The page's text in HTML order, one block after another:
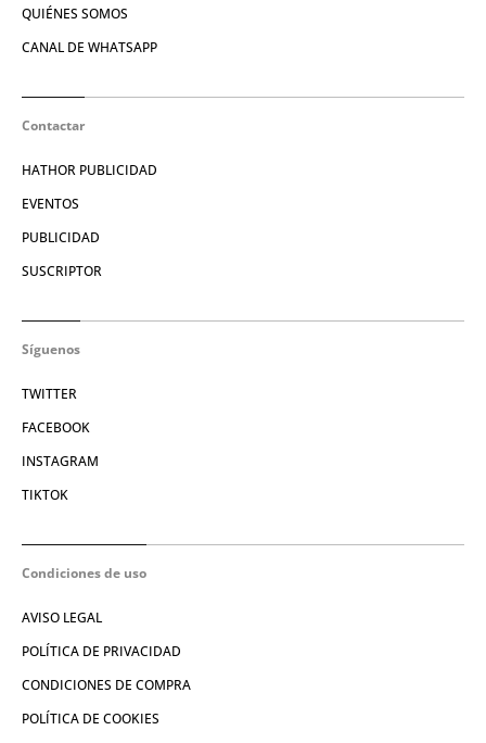
QUIÉNES SOMOS
CANAL DE WHATSAPP
Contactar
HATHOR PUBLICIDAD
EVENTOS
PUBLICIDAD
SUSCRIPTOR
Síguenos
TWITTER
FACEBOOK
INSTAGRAM
TIKTOK
Condiciones de uso
AVISO LEGAL
POLÍTICA DE PRIVACIDAD
CONDICIONES DE COMPRA
POLÍTICA DE COOKIES